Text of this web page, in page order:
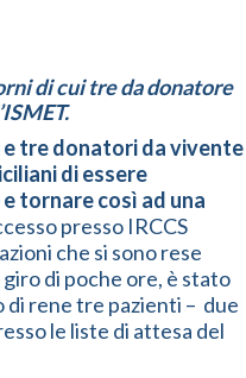
di cui tre da donatore
tre donatori da vivente
di essere
tornare così ad una
presso IRCCS
che si sono rese
di poche ore, è stato
rene tre pazienti – due
le liste di attesa del